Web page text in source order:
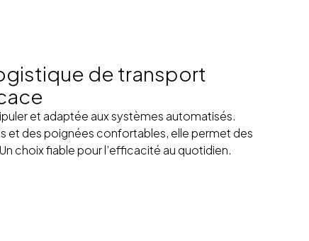
de transport
et adaptée aux systèmes automatisés.
et des poignées confortables, elle permet des
choix fiable pour l’efficacité au quotidien.